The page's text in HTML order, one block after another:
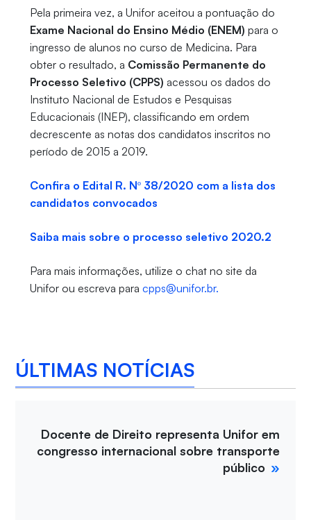
Pela primeira vez, a Unifor aceitou a pontuação do
Exame Nacional do Ensino Médio (ENEM) para o
ingresso de alunos no curso de Medicina. Para
obter o resultado, a Comissão Permanente do
Processo Seletivo (CPPS) acessou os dados do
Instituto Nacional de Estudos e Pesquisas
Educacionais (INEP), classificando em ordem
decrescente as notas dos candidatos inscritos no
período de 2015 a 2019.
Confira o Edital R. Nº 38/2020 com a lista dos
candidatos convocados
Saiba mais sobre o processo seletivo 2020.2
Para mais informações, utilize o chat no site da
Unifor ou escreva para cpps@unifor.br.
ÚLTIMAS NOTÍCIAS
Docente de Direito representa Unifor em
congresso internacional sobre transporte
público